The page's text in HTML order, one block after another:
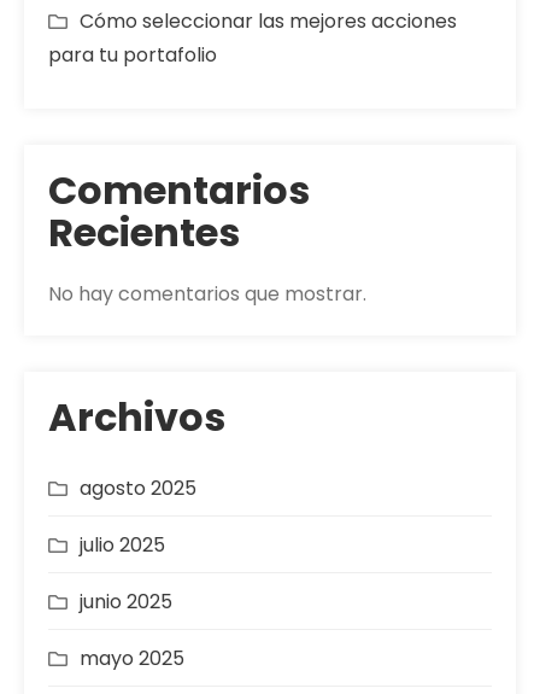
Cómo seleccionar las mejores acciones
para tu portafolio
Comentarios
Recientes
No hay comentarios que mostrar.
Archivos
agosto 2025
julio 2025
junio 2025
mayo 2025